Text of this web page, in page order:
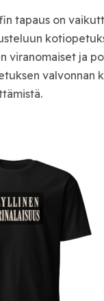
tapaus on
viranomaiset ja
valvonnan